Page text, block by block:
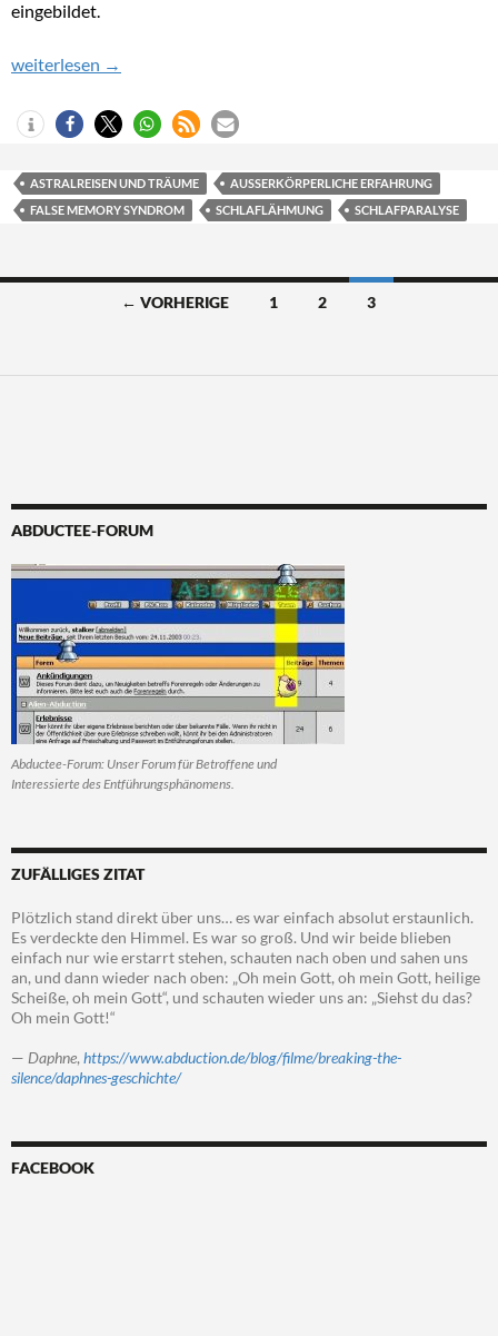
eingebildet.
False Memory Syndrom und Schlafparalyse
weiterlesen →
ASTRALREISEN UND TRÄUME
AUSSERKÖRPERLICHE ERFAHRUNG
FALSE MEMORY SYNDROM
SCHLAFLÄHMUNG SCHLAFPARALYSE
Beitragsnavigation
← VORHERIGE 1 2 3
ABDUCTEE-FORUM
Abductee-Forum: Unser Forum für Betroffene und
Interessierte des Entführungsphänomens.
ZUFÄLLIGES ZITAT
Plötzlich stand direkt über uns… es war einfach absolut erstaunlich.
Es verdeckte den Himmel. Es war so groß. Und wir beide blieben
einfach nur wie erstarrt stehen, schauten nach oben und sahen uns
an, und dann wieder nach oben: „Oh mein Gott, oh mein Gott, heilige
Scheiße, oh mein Gott“, und schauten wieder uns an: „Siehst du das?
Oh mein Gott!“
— Daphne, https://www.abduction.de/blog/filme/breaking-the-
silence/daphnes-geschichte/
FACEBOOK